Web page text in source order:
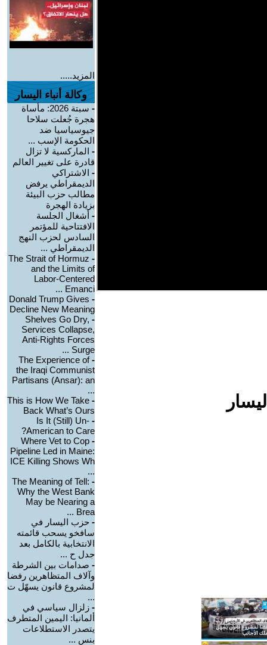
المزيد.....
وكالة أنباء اليسار
-
سبتة 2026: مأساة
هجرة جُعلت سلاحا
جيوسياسيا ضد
الحكومة الإسب ...
- الماركسية لا تزال
قادرة على تغيير العالم
- الاشتراكي
الديمقراطي يرفض
مطالب حزب البيئة
بزيادة الهجرة
- أشغال الجلسة
الافتتاحية للمؤتمر
السادس لحزب النهج
الديمقراطي ...
-
The Strait of Hormuz
and the Limits of
Labor-Centered
Emanci ...
-
Donald Trump Gives
Decline New Meaning
-
Shelves Go Dry,
Services Collapse,
Anti-Rights Forces
Surge ...
-
The Experience of
the Iraqi Communist
Partisans (Ansar): an
...
-
This is How We Take
Back What’s Ours
-
Is It (Still) Un-
American to Care?
-
Where Vet to Cop
Pipeline Led in Maine:
ICE Killing Shows Wh
...
-
The Meaning of Tell:
Why the West Bank
May be Nearing a
Brea ...
- حزب اليسار في
سافخو يسحب قائمته
الانتخابية بالكامل بعد
جدل ح ...
- صدامات بين الشرطة
وآلاف المتظاهرين رفضا
لمشروع قانون يسهّل ت
...
- زلزال سياسي في
ألمانيا: اليمين المتطرف
يتصدر الاستطلاعات
بنس ...